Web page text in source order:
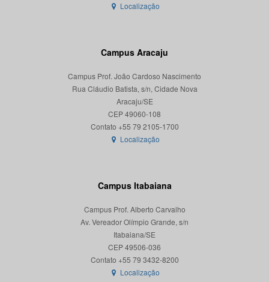
Localização
Campus Aracaju
Campus Prof. João Cardoso Nascimento
Rua Cláudio Batista, s/n, Cidade Nova
Aracaju/SE
CEP 49060-108
Localização
Campus Itabaiana
Campus Prof. Alberto Carvalho
Av. Vereador Olímpio Grande, s/n
Itabaiana/SE
CEP 49506-036
Localização